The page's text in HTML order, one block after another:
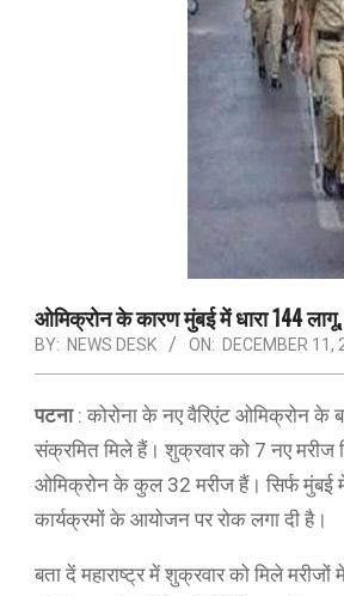
ओमिक्रोन के कारण मुंबई में धारा 144
BY: NEWS DESK ON: DECEMBER 11,
पटना: कोरोना के नए वैरिएंट ओमिक्रोन के
संक्रमित मिले हैं। शुक्रवार को 7 नए मरीज
ओमिक्रोन के कुल 32 मरीज हैं। सिर्फ मुंबई
कार्यक्रमों के आयोजन पर रोक लगा दी है।
बता दें महाराष्ट्र में शुक्रवार को मिले